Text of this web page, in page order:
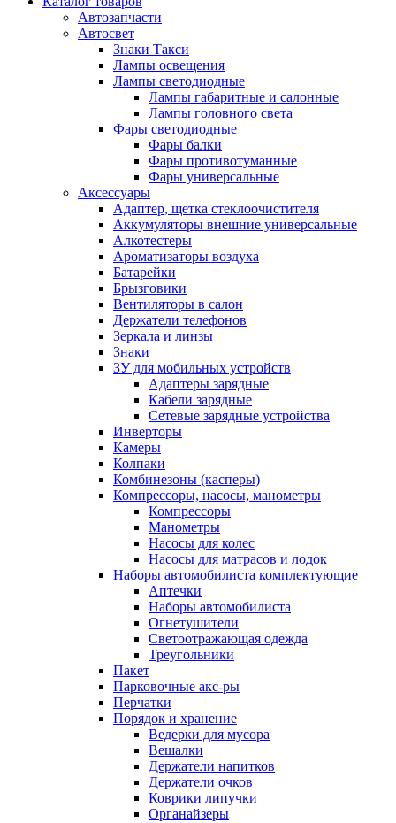
Автозапчасти
Автосвет
Знаки Такси
Лампы освещения
Лампы светодиодные
Лампы габаритные и салонные
Лампы головного света
Фары светодиодные
Фары балки
Фары противотуманные
Фары универсальные
Аксессуары
Адаптер, щетка стеклоочистителя
Аккумуляторы внешние универсальные
Алкотестеры
Ароматизаторы воздуха
Батарейки
Брызговики
Вентиляторы в салон
Держатели телефонов
Зеркала и линзы
Знаки
ЗУ для мобильных устройств
Адаптеры зарядные
Кабели зарядные
Сетевые зарядные устройства
Инверторы
Камеры
Колпаки
Комбинезоны (касперы)
Компрессоры, насосы, манометры
Компрессоры
Манометры
Насосы для колес
Насосы для матрасов и лодок
Наборы автомобилиста комплектующие
Аптечки
Наборы автомобилиста
Огнетушители
Светоотражающая одежда
Треугольники
Пакет
Парковочные акс-ры
Перчатки
Порядок и хранение
Ведерки для мусора
Вешалки
Держатели напитков
Держатели очков
Коврики липучки
Органайзеры